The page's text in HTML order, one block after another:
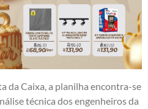
da Caixa, a planilha encontra-se
técnica dos engenheiros da